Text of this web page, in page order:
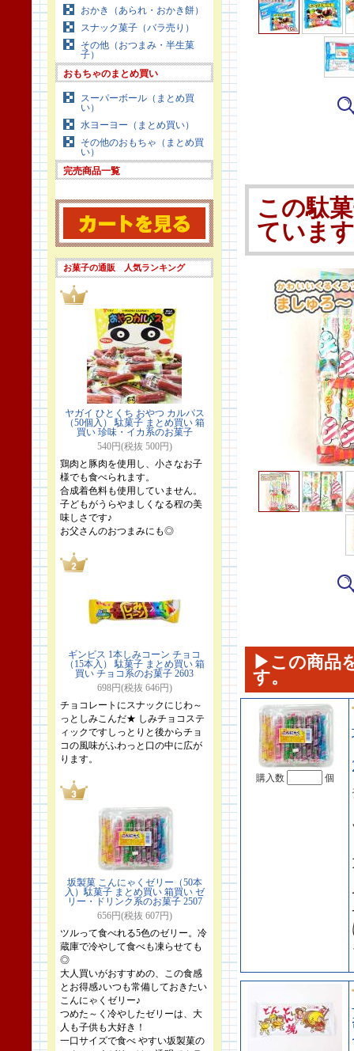
おかき（あられ・おかき餅）
スナック菓子（バラ売り）
その他（おつまみ・半生菓
子）
おもちゃのまとめ買い
スーパーボール（まとめ買
い）
水ヨーヨー（まとめ買い）
その他のおもちゃ（まとめ買
い）
完売商品一覧
お菓子の通販 人気ランキング
ヤガイ ひとくち おやつ カルパス
（50個入） 駄菓子 まとめ買い 箱
買い 珍味・イカ系のお菓子
540円(税抜 500円)
鶏肉と豚肉を使用し、小さなお子
様でも食べられます。
合成着色料も使用していません。
子どもがうらやましくなる程の美
味しさです♪
お父さんのおつまみにも◎
ギンビス 1本しみコーン チョコ
（15本入） 駄菓子 まとめ買い 箱
買い チョコ系のお菓子 2603
698円(税抜 646円)
チョコレートにスナックにじわ～
っとしみこんだ★ しみチョコステ
ィックですしっとりと後からチョ
コの風味がふわっと口の中に広が
ります。
坂製菓 こんにゃくゼリー（50本
入）駄菓子 まとめ買い 箱買い ゼ
リー・ドリンク系のお菓子 2507
656円(税抜 607円)
ツルって食べれる5色のゼリー。冷
蔵庫で冷やして食べも凍らせても
◎
大人買いがおすすめの、この食感
とお得感♪いつも常備しておきたい
こんにゃくゼリー♪
つめた～く冷やしたゼリーは、大
人も子供も大好き！
一口サイズで食べ やすい坂製菓の
この駄
ていま
▶この商品
す。
購入数 個